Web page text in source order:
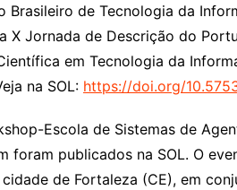
Brasileiro de Tecnologia da
X Jornada de Descrição do
em Tecnologia da
na SOL: https://doi.org/
Escola de Sistemas de
foram publicados na SOL. O
de Fortaleza (CE), em